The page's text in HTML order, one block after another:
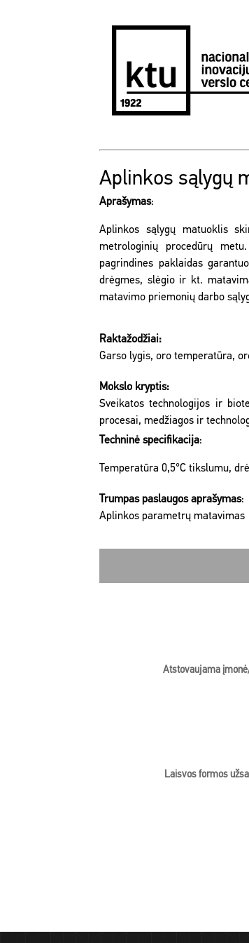
Aplinkos sąlygų
Aprašymas:
Aplinkos sąlygų matuoklis
metrologinių procedūrų
pagrindines paklaidas
drėgmes, slėgio ir kt.
matavimo priemonių darbo
Raktažodžiai:
Garso lygis, oro temperatūra,
Mokslo kryptis:
Sveikatos technologijos ir
procesai, medžiagos ir
Techninė specifikacija:
Temperatūra 0,5°C tikslumu,
Trumpas paslaugos aprašymas:
Aplinkos parametrų matavimas
Atstovaujama
Laisvos formos